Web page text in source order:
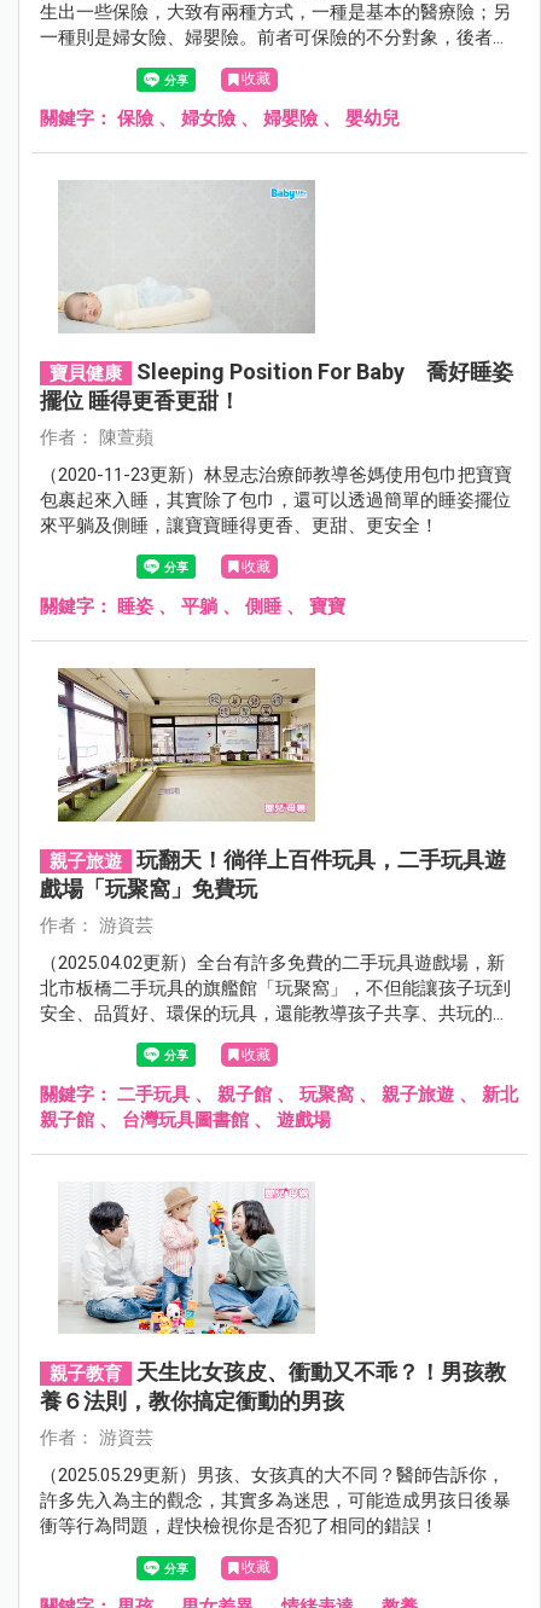
生出一些保險，大致有兩種方式，一種是基本的醫療險；另
一種則是婦女險、婦嬰險。前者可保險的不分對象，後者則
是針對婦女本身及嬰兒，但這兩者差異為何？本文將一一告
收藏
關鍵字： 保險 、 婦女險 、 婦嬰險 、 嬰幼兒
寶貝健康
Sleeping Position For Baby 喬好睡姿
擺位 睡得更香更甜！
作者： 陳萱蘋
（2020-11-23更新）林昱志治療師教導爸媽使用包巾把寶寶
包裹起來入睡，其實除了包巾，還可以透過簡單的睡姿擺位
來平躺及側睡，讓寶寶睡得更香、更甜、更安全！
收藏
關鍵字： 睡姿 、 平躺 、 側睡 、 寶寶
親子旅遊
玩翻天！徜徉上百件玩具，二手玩具遊
戲場「玩聚窩」免費玩
作者： 游資芸
（2025.04.02更新）全台有許多免費的二手玩具遊戲場，新
北市板橋二手玩具的旗艦館「玩聚窩」，不但能讓孩子玩到
安全、品質好、環保的玩具，還能教導孩子共享、共玩的觀
念，有助於培養他們良好社會行為；爸媽加入陪玩的行列，
也能使親子關係更緊密。週末假日，立刻帶著孩子一起去玩
吧！
收藏
關鍵字： 二手玩具 、 親子館 、 玩聚窩 、 親子旅遊 、 新北
親子館 、 台灣玩具圖書館 、 遊戲場
親子教育
天生比女孩皮、衝動又不乖？！男孩教
養６法則，教你搞定衝動的男孩
作者： 游資芸
（2025.05.29更新）男孩、女孩真的大不同？醫師告訴你，
許多先入為主的觀念，其實多為迷思，可能造成男孩日後暴
衝等行為問題，趕快檢視你是否犯了相同的錯誤！
收藏